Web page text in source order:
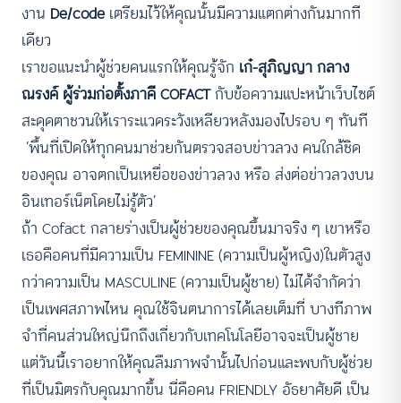
งาน De/code เตรียมไว้ให้คุณนั้นมีความแตกต่างกันมากที
เดียว
เราขอแนะนำผู้ช่วยคนแรกให้คุณรู้จัก เก๋-สุภิญญา กลาง
ณรงค์ ผู้ร่วมก่อตั้งภาคี COFACTกับข้อความแปะหน้าเว็บไซต์
สะดุดตาชวนให้เราระแวดระวังเหลียวหลังมองไปรอบ ๆ ทันที
‘พื้นที่เปิดให้ทุกคนมาช่วยกันตรวจสอบข่าวลวง คนใกล้ชิด
ของคุณ อาจตกเป็นเหยื่อของข่าวลวง หรือ ส่งต่อข่าวลวงบน
อินเทอร์เน็ตโดยไม่รู้ตัว’
ถ้า Cofact กลายร่างเป็นผู้ช่วยของคุณขึ้นมาจริง ๆ เขาหรือ
เธอคือคนที่มีความเป็น FEMININE (ความเป็นผู้หญิง)ในตัวสูง
กว่าความเป็น MASCULINE (ความเป็นผู้ชาย) ไม่ได้จำกัดว่า
เป็นเพศสภาพไหน คุณใช้จินตนาการได้เลยเต็มที่ บางทีภาพ
จำที่คนส่วนใหญ่นึกถึงเกี่ยวกับเทคโนโลยีอาจจะเป็นผู้ชาย
แต่วันนี้เราอยากให้คุณลืมภาพจำนั้นไปก่อนและพบกับผู้ช่วย
ที่เป็นมิตรกับคุณมากขึ้น นี่คือคน FRIENDLY อัธยาศัยดี เป็น